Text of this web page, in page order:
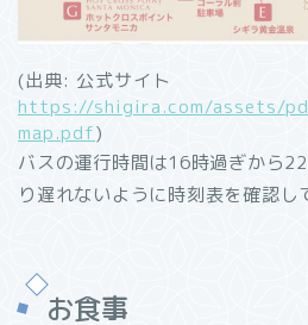
(出典: 公式サイト
https://shigira.com/assets/
map.pdf)
バスの運行時間は16時過ぎから
り遅れないように時刻表を確認し
お食事